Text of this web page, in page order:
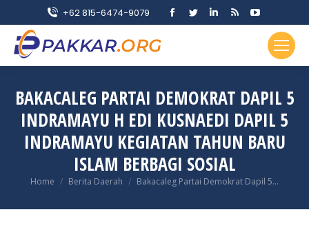
+62 815-6474-9079
Facebook
in
window
Twitter
in
window
Linkedin
in
window
Rss
opens
in
window
YouTube
page
opens
in
window
BAKACALEG PARTAI DEMOKRAT DAPIL 5
INDRAMAYU H EDI KUSNAEDI DAPIL 5
INDRAMAYU KEGIATAN TAHUN BARU
ISLAM BERBAGI SOSIAL
You are here:
Home Berita Daerah Bakacaleg Partai Demokrat Dapil 5…